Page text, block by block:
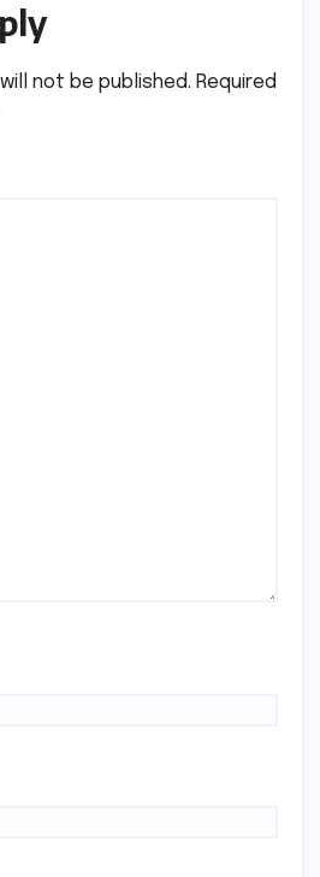
not be published. Required